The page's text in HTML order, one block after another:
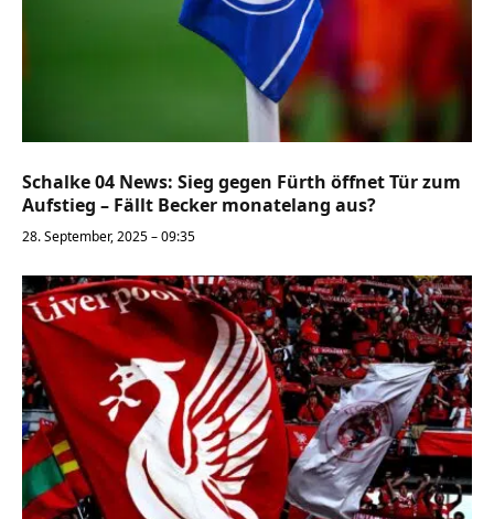
Schalke 04 News: Sieg gegen Fürth öffnet Tür zum
Aufstieg – Fällt Becker monatelang aus?
28. September, 2025 – 09:35